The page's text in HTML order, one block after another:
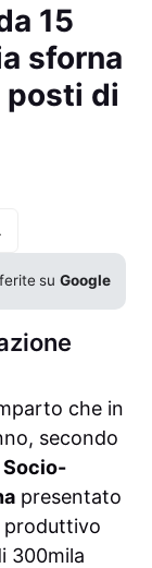
15
sforna
posti di
di lavoro
suGoogle
che in
secondo
presentato
produttivo
300mila